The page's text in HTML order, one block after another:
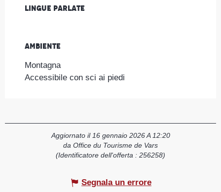
Lingue parlate
Lingue parlate
Ambiente
Ambiente
Montagna
Accessibile con sci ai piedi
Aggiornato il 16 gennaio 2026 A 12:20
da Office du Tourisme de Vars
(Identificatore dell'offerta : 256258)
Segnala un errore